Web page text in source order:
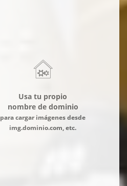
Usa tu propio
nombre de dominio
para cargar imágenes desde
img.dominio.com, etc.